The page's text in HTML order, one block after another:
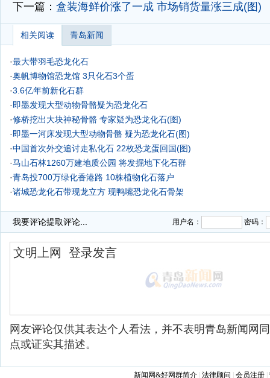
下一篇： 盒装海鲜价涨了一成 市场销货量涨三成(图)
相关阅读 青岛新闻
·最大带羽毛恐龙化石
·奥帆博物馆恐龙馆 3只化石3个蛋
·3.6亿年前新化石群
· 即墨发现大型动物骨骼疑为恐龙化石
·修桥挖出大块神秘骨骼 专家疑为恐龙化石(图)
· 即墨一河床发现大型动物骨骼 疑为恐龙化石(图)
·中国首次外交追讨走私化石 22枚恐龙蛋回国(图)
·马山石林1260万建地质公园 将发掘地下化石群
·青岛投700万绿化香港路 10株植物化石落户
·诸城恐龙化石带现龙立方 现鸭嘴恐龙化石骨架
我要评论提取评论... 用户名： 密码：
网友评论仅供其表达个人看法，并不表明青岛新闻网
点或证实其描述。